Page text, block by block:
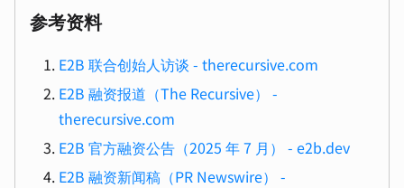
参考资料
E2B 联合创始人访谈 - therecursive.com
E2B 融资报道（The Recursive） -
therecursive.com
E2B 官方融资公告（2025 年 7 月） - e2b.dev
E2B 融资新闻稿（PR Newswire） -